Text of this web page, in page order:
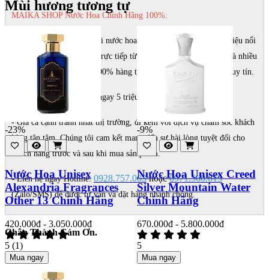
MAIKA SHOP Nước Hoa Chính Hãng 100%:
- Chuyên cung cấp các loại nước hoa chính hãng từ các thương hiệu nổi
tiếng thế giới, nhập khẩu trực tiếp từ Châu Âu, Pháp, Anh, Mỹ và nhiều
quốc gia khác. Cam kết 100% hàng thật, đảm bảo chất lượng và uy tín.
- Nếu phát hiện fake đền ngay 5 triệu
- Giá cả cạnh tranh nhất thị trường, đi kèm với dịch vụ chăm sóc khách
hàng tận tâm. Chúng tôi cam kết mang đến sự hài lòng tuyệt đối cho
khách hàng trước và sau khi mua sản phẩm.
-Liên hệ ngay Hotline: 0928.757.003hoặc0971.560.615
(Zalo/SMS) để được tư vấn và đặt hàng nhanh chóng.
Chân Thành Cảm Ơn.
Mùi hương tương tự
-23%
Nước Hoa Unisex
Alexandria Fragrances
Other 13 Chính Hãng
420.000đ - 3.050.000đ
5 (1)
Mua ngay
-9%
Nước Hoa Unisex Creed
Silver Mountain Water
Chính Hãng
670.000đ - 5.800.000đ
5
Mua ngay